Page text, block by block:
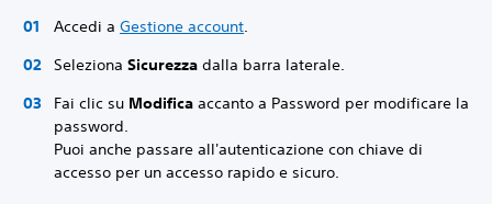
Accedi a Gestione account.
Seleziona Sicurezza dalla barra laterale.
Fai clic su Modifica accanto a Password per modificare la
password.
Puoi anche passare all'autenticazione con chiave di
accesso per un accesso rapido e sicuro.